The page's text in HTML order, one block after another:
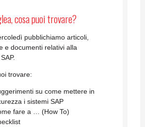
cosa puoi trovare?
pubblichiamo articoli,
e documenti relativi alla
trovare:
su come mettere in
i sistemi SAP
fare a … (How To)